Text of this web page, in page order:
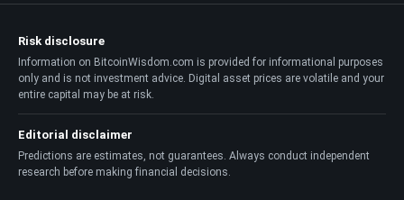
Risk disclosure
Information on BitcoinWisdom.com is provided for informational purposes
only and is not investment advice. Digital asset prices are volatile and your
entire capital may be at risk.
Editorial disclaimer
Predictions are estimates, not guarantees. Always conduct independent
research before making financial decisions.